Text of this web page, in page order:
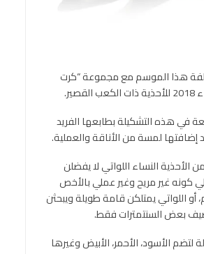
هذا الموسم مع مجموعة “كرت
في هذه التشكيلة بطابعها الفريد
إضافتها لمسة من الأناقة والعملية.
الأحذية النساء اللواتي لا يفضلن
كونه غير مريح وغير عملي بالأخص
أو اللواتي يمتلكن قامة طويلة ويبحثن
بعض السنتمترات فقط.
لتضم الأسود، الأحمر، الأبيض وغيرها